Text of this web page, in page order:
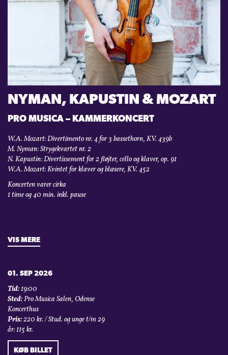
KONTAKT
LOGIN
NYMAN, KAPUSTIN & MOZART
PRO MUSICA – KAMMERKONCERT
W.A. Mozart: Divertimento nr. 4 for 3 bassethorn, KV. 439b
M. Nyman: Strygekvartet nr. 2
N. Kapustin: Divertissement for 2 fløjter, cello og klaver, op. 91
W.A. Mozart: Kvintet for klaver og blæsere, KV. 452
Koncerten varer cirka
1 time og 40 min. inkl. pause
VIS MERE
01. SEP 2026
Tid:19:00
Sted:Pro Musica Salen, Odense
Koncerthus
Pris:220 kr. / Stud. og unge t/m 29
år: 115 kr.
KØB BILLET